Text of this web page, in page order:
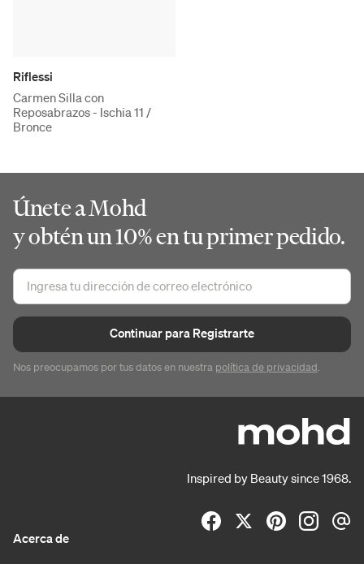
Riflessi
Carmen Silla con
Reposabrazos - Ischia 11 /
Bronce
Únete a Mohd
y obtén un 10% en tu primer pedido.
Continuar para Registrarte
Nos preocupamos por tus datos en nuestra política de privacidad.
Inspired by Beauty since 1968.
Acerca de